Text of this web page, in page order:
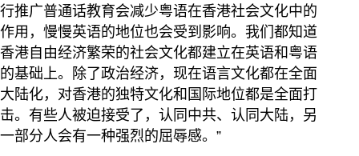
行推广普通话教育会减少粤语在香港社会文化中的
作用，慢慢英语的地位也会受到影响。我们都知道
香港自由经济繁荣的社会文化都建立在英语和粤语
的基础上。除了政治经济，现在语言文化都在全面
大陆化，对香港的独特文化和国际地位都是全面打
击。有些人被迫接受了，认同中共、认同大陆，另
一部分人会有一种强烈的屈辱感。”